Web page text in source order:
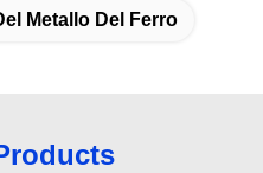
Metallo Del Ferro